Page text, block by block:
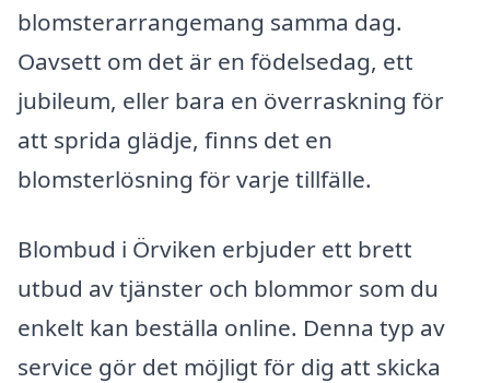
blomsterarrangemang samma dag.
Oavsett om det är en födelsedag, ett
jubileum, eller bara en överraskning för
att sprida glädje, finns det en
blomsterlösning för varje tillfälle.
Blombud i Örviken erbjuder ett brett
utbud av tjänster och blommor som du
enkelt kan beställa online. Denna typ av
service gör det möjligt för dig att skicka